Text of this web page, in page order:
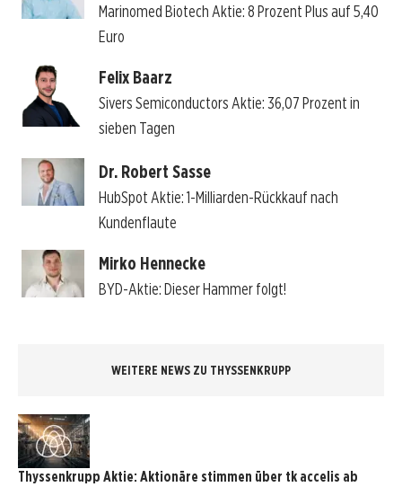
Marinomed Biotech Aktie: 8 Prozent Plus auf 5,40
Euro
Felix Baarz
Sivers Semiconductors Aktie: 36,07 Prozent in
sieben Tagen
Dr. Robert Sasse
HubSpot Aktie: 1-Milliarden-Rückkauf nach
Kundenflaute
Mirko Hennecke
BYD-Aktie: Dieser Hammer folgt!
WEITERE NEWS ZU THYSSENKRUPP
Thyssenkrupp Aktie: Aktionäre stimmen über tk accelis ab